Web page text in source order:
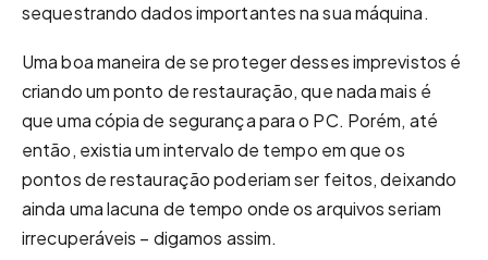
sequestrando dados importantes na sua máquina.
Uma boa maneira de se proteger desses imprevistos é
criando um ponto de restauração, que nada mais é
que uma cópia de segurança para o PC. Porém, até
então, existia um intervalo de tempo em que os
pontos de restauração poderiam ser feitos, deixando
ainda uma lacuna de tempo onde os arquivos seriam
irrecuperáveis – digamos assim.